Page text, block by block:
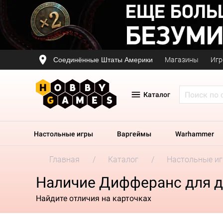
Соединённые Штаты Америки Магазины
Каталог
Настольные игры Варгеймы Warhammer
Главная Каталог Настольные
Наличие Дифферанс для
Найдите отличия на карточках